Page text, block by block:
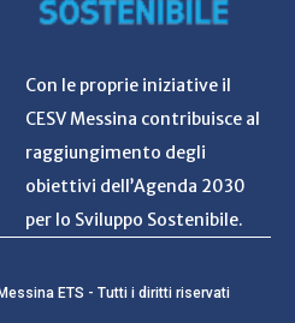
Con le proprie iniziative il
CESV Messina contribuisce al
raggiungimento degli
obiettivi dell’Agenda 2030
per lo Sviluppo Sostenibile.
ETS - Tutti i diritti riservati